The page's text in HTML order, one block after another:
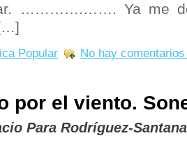
………….……. Ya me
Popular No hay
por el viento.
Para Rodríguez-Santana